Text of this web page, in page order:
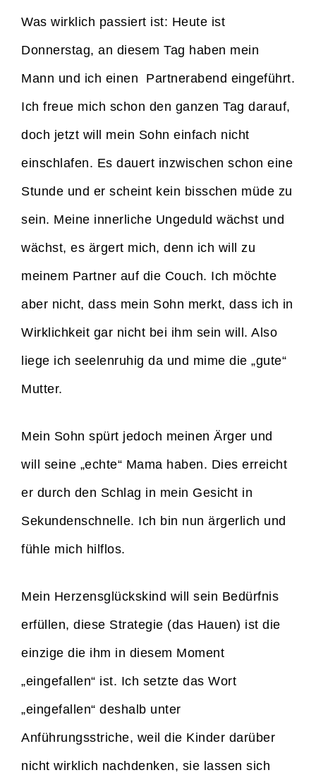
Was wirklich passiert ist: Heute ist
Donnerstag, an diesem Tag haben mein
Mann und ich einen Partnerabend eingeführt.
Ich freue mich schon den ganzen Tag darauf,
doch jetzt will mein Sohn einfach nicht
einschlafen. Es dauert inzwischen schon eine
Stunde und er scheint kein bisschen müde zu
sein. Meine innerliche Ungeduld wächst und
wächst, es ärgert mich, denn ich will zu
meinem Partner auf die Couch. Ich möchte
aber nicht, dass mein Sohn merkt, dass ich in
Wirklichkeit gar nicht bei ihm sein will. Also
liege ich seelenruhig da und mime die „gute“
Mutter.
Mein Sohn spürt jedoch meinen Ärger und
will seine „echte“ Mama haben. Dies erreicht
er durch den Schlag in mein Gesicht in
Sekundenschnelle. Ich bin nun ärgerlich und
fühle mich hilflos.
Mein Herzensglückskind will sein Bedürfnis
erfüllen, diese Strategie (das Hauen) ist die
einzige die ihm in diesem Moment
„eingefallen“ ist. Ich setzte das Wort
„eingefallen“ deshalb unter
Anführungsstriche, weil die Kinder darüber
nicht wirklich nachdenken, sie lassen sich